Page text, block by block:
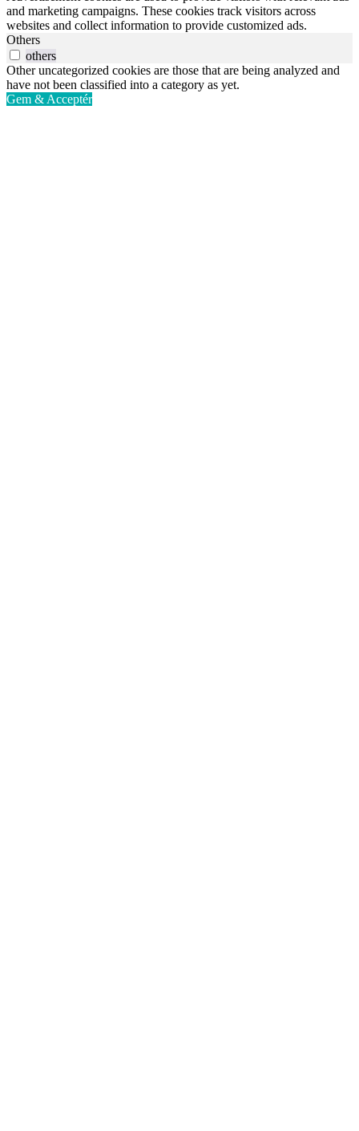
and marketing campaigns. These cookies track visitors across
websites and collect information to provide customized ads.
Others
others
Other uncategorized cookies are those that are being analyzed and
have not been classified into a category as yet.
Gem & Acceptér